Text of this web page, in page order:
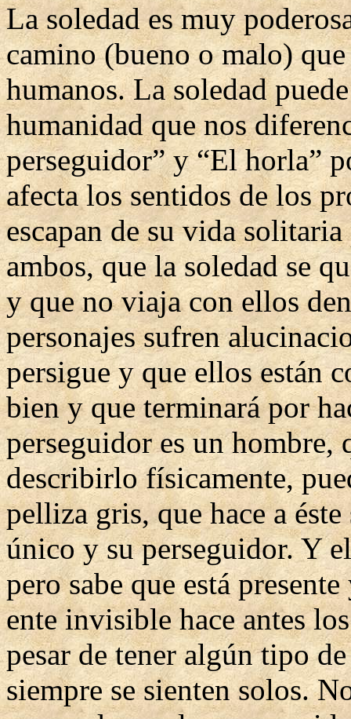
La soledad es muy
camino (bueno o malo)
humanos. La soledad
humanidad que nos
perseguidor” y “El horla”
afecta los sentidos de los
escapan de su vida
ambos, que la soledad se
y que no viaja con ellos
personajes sufren
persigue y que ellos están
bien y que terminará por
perseguidor es un hombre,
describirlo físicamente,
pelliza gris, que hace a
único y su perseguidor. Y
pero sabe que está
ente invisible hace antes
pesar de tener algún tipo
siempre se sienten solos.